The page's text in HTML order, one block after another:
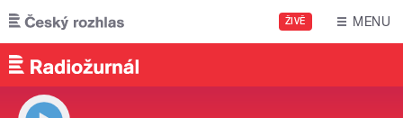
Přejít k hlavnímu obsahu
ŽIVĚ MENU